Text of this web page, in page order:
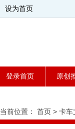
设为首页
登录首页 原创
当前位置： 首页 > 卡车